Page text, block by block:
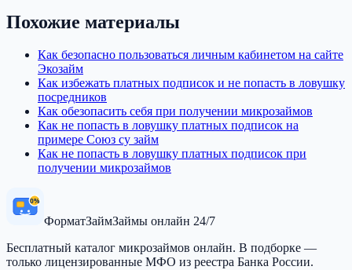
Похожие материалы
Как безопасно пользоваться личным кабинетом на сайте
Экозайм
Как избежать платных подписок и не попасть в ловушку
посредников
Как обезопасить себя при получении микрозаймов
Как не попасть в ловушку платных подписок на
примере Союз су займ
Как не попасть в ловушку платных подписок при
получении микрозаймов
0%
ФорматЗаймЗаймы онлайн 24/7
Бесплатный каталог микрозаймов онлайн. В подборке —
только лицензированные МФО из реестра Банка России.